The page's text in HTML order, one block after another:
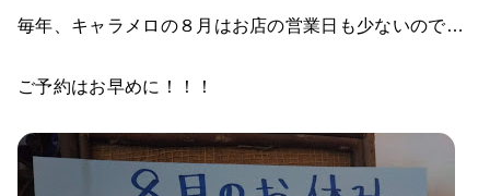
毎年、キャラメロの８月はお店の営業日も少ないので…
ご予約はお早めに！！！